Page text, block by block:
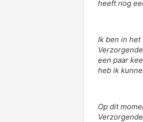
heeft nog
Ik ben in het
een paar
heb ik
Op dit